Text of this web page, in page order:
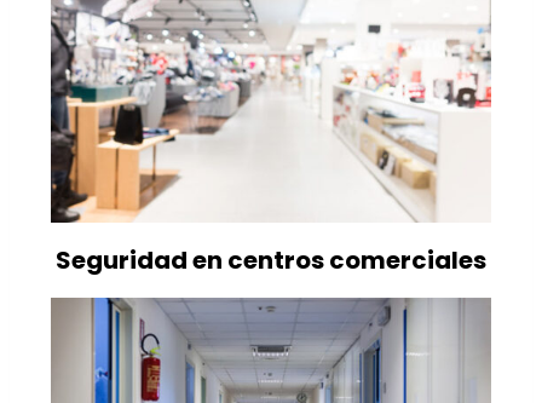
Seguridad en centros comerciales